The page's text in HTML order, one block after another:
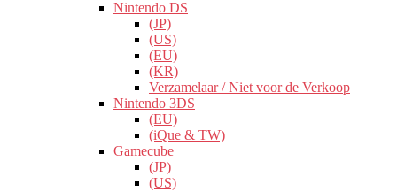
Nintendo DS
(JP)
(US)
(EU)
(KR)
Verzamelaar / Niet voor de Verkoop
Nintendo 3DS
(EU)
(iQue & TW)
Gamecube
(JP)
(US)